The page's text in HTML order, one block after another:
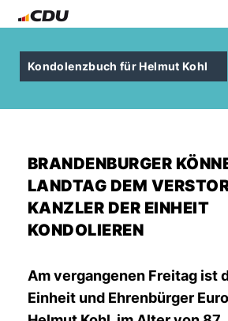
Kondolenzbuch für Helmut Kohl
BRANDENBURGER
LANDTAG DEM
KANZLER DER EINHEIT
KONDOLIEREN
Am vergangenen Freitag ist
Einheit und Ehrenbürger